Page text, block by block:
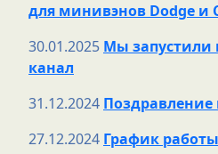
для минивэнов Dodge и
30.01.2025 Мы запустили
канал
31.12.2024
27.12.2024 График